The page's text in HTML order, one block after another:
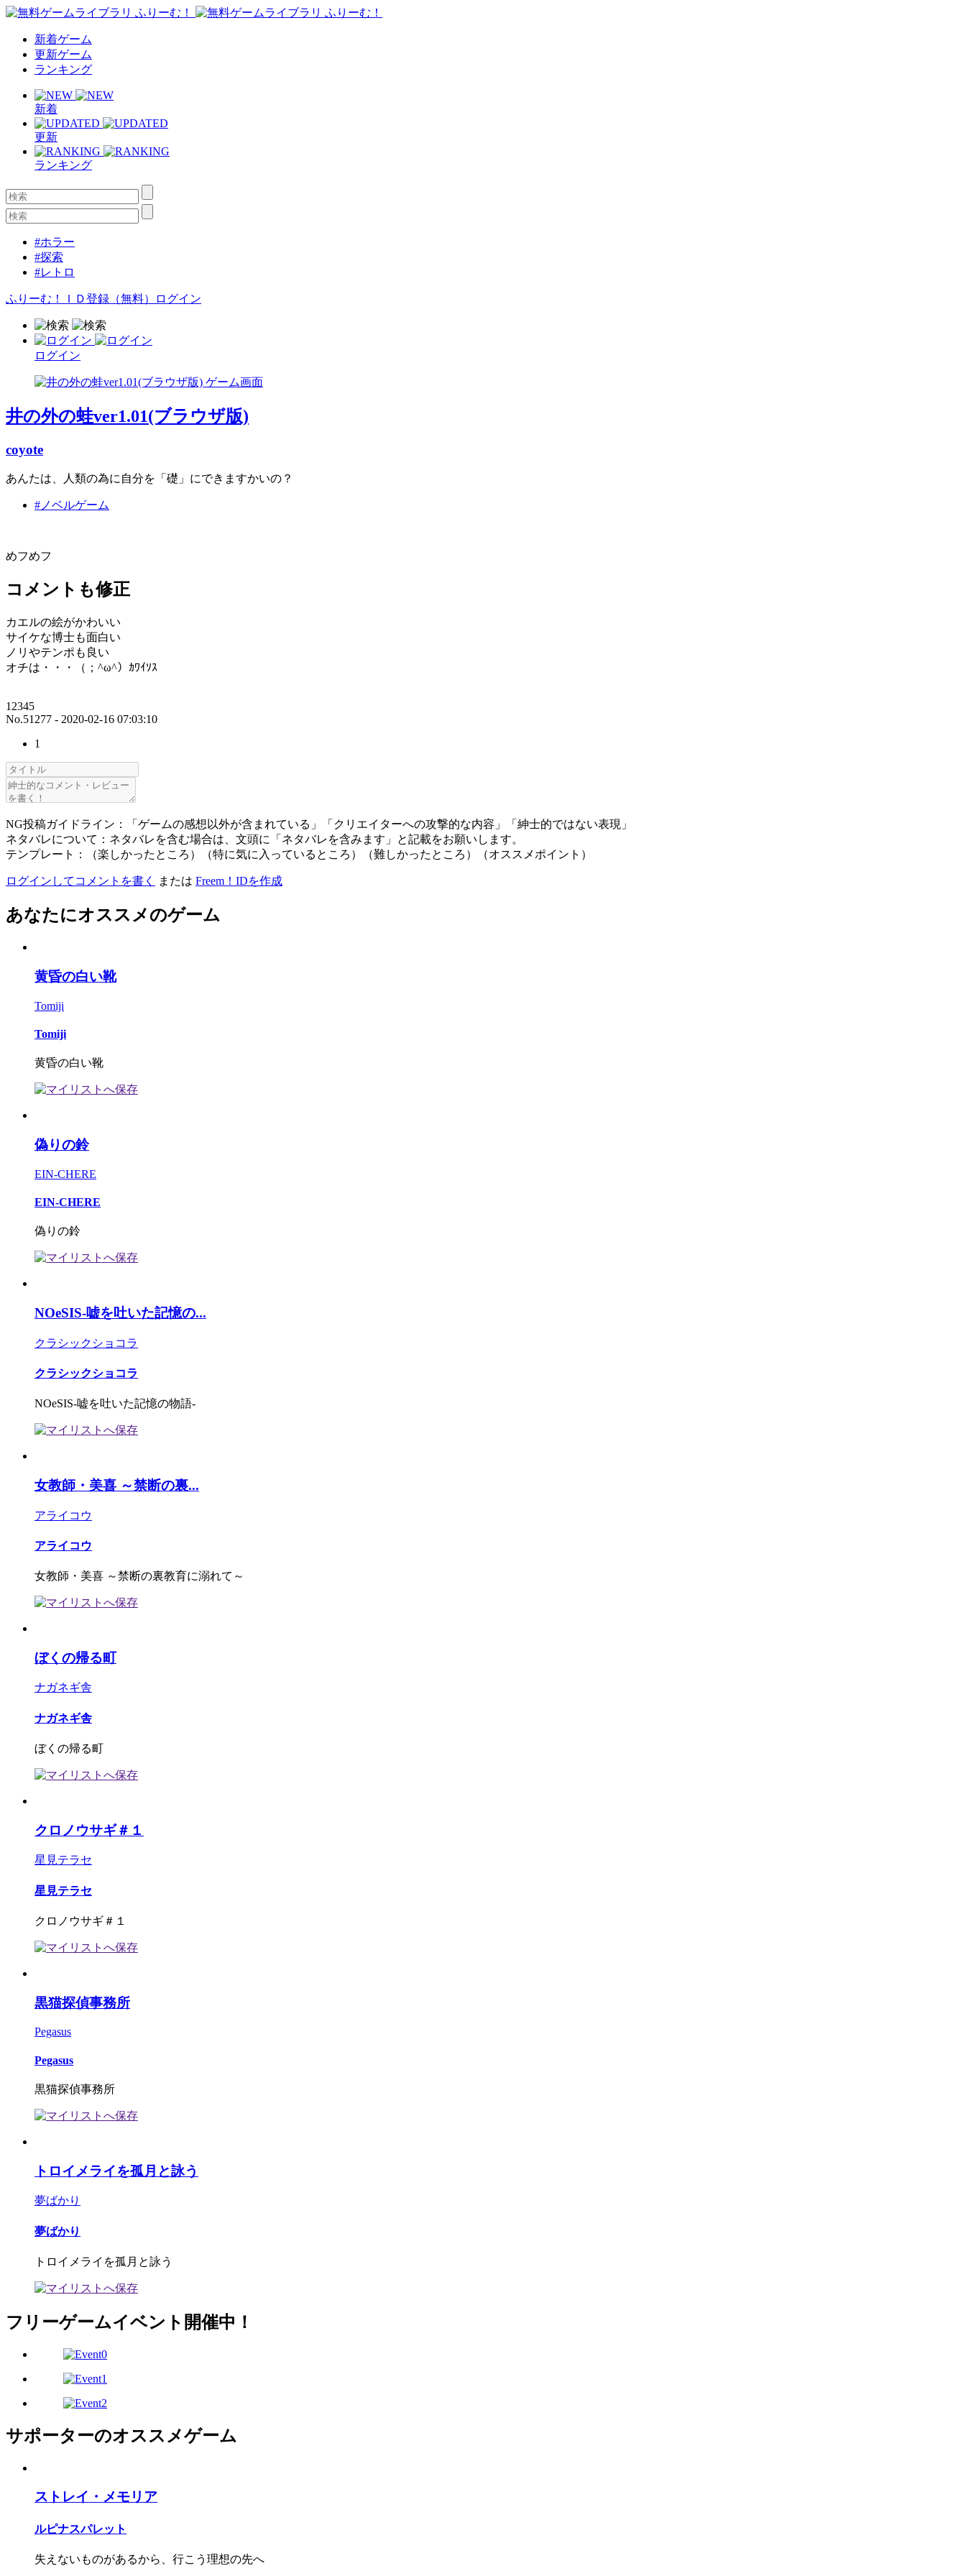
新着ゲーム
更新ゲーム
ランキング
新着
更新
ランキング
#ホラー
#探索
#レトロ
ふりーむ！ＩＤ登録（無料） ログイン
ログイン
井の外の蛙ver1.01(ブラウザ版)
coyote
あんたは、人類の為に自分を「礎」にできますかいの？
#ノベルゲーム
めフめフ
コメントも修正
カエルの絵がかわいい
サイケな博士も面白い
ノリやテンポも良い
オチは・・・（；^ω^）ｶﾜｲｿｽ
12345
No.51277 - 2020-02-16 07:03:10
1
NG投稿ガイドライン：「ゲームの感想以外が含まれている」「クリエイターへの攻撃的な内容」「紳士的ではない表現」
ネタバレについて：ネタバレを含む場合は、文頭に「ネタバレを含みます」と記載をお願いします。
テンプレート：（楽しかったところ）（特に気に入っているところ）（難しかったところ）（オススメポイント）
ログインしてコメントを書く または Freem！IDを作成
あなたにオススメのゲーム
黄昏の白い靴
Tomiji
Tomiji
黄昏の白い靴
偽りの鈴
EIN-CHERE
EIN-CHERE
偽りの鈴
NOeSIS-嘘を吐いた記憶の...
クラシックショコラ
クラシックショコラ
NOeSIS-嘘を吐いた記憶の物語-
女教師・美喜 ～禁断の裏...
アライコウ
アライコウ
女教師・美喜 ～禁断の裏教育に溺れて～
ぼくの帰る町
ナガネギ舎
ナガネギ舎
ぼくの帰る町
クロノウサギ＃１
星見テラセ
星見テラセ
クロノウサギ＃１
黒猫探偵事務所
Pegasus
Pegasus
黒猫探偵事務所
トロイメライを孤月と詠う
夢ばかり
夢ばかり
トロイメライを孤月と詠う
フリーゲームイベント開催中！
サポーターのオススメゲーム
ストレイ・メモリア
ルピナスパレット
失えないものがあるから、行こう理想の先へ